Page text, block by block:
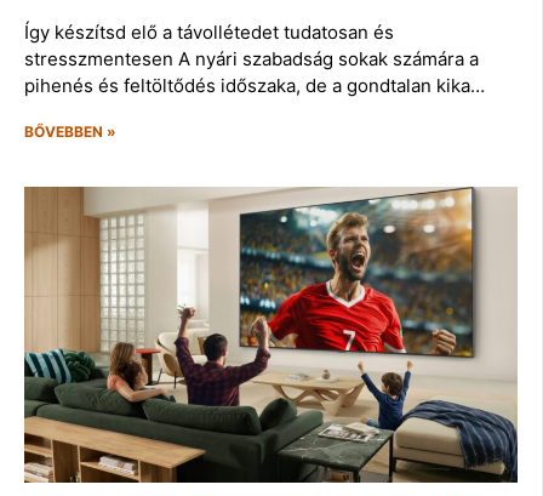
Így készítsd elő a távollétedet tudatosan és
stresszmentesen A nyári szabadság sokak számára a
pihenés és feltöltődés időszaka, de a gondtalan kika…
BŐVEBBEN »